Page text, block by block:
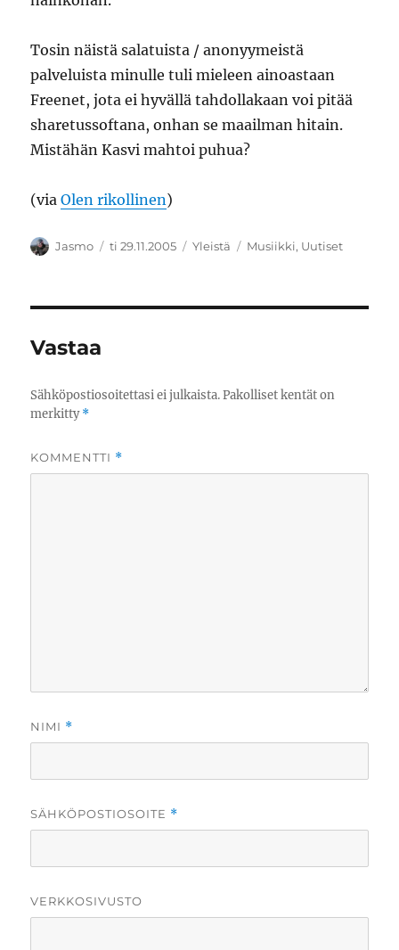
Tosin näistä salatuista / anonyymeistä
palveluista minulle tuli mieleen ainoastaan
Freenet, jota ei hyvällä tahdollakaan voi pitää
sharetussoftana, onhan se maailman hitain.
Mistähän Kasvi mahtoi puhua?
(viaOlen rikollinen)
Kirjoittaja
Jasmo Julkaistu
ti 29.11.2005 Kategoriat
Yleistä Avainsanat
Musiikki, Uutiset
Vastaa
Sähköpostiosoitettasi ei julkaista. Pakolliset kentät on
merkitty*
KOMMENTTI *
NIMI *
SÄHKÖPOSTIOSOITE *
VERKKOSIVUSTO